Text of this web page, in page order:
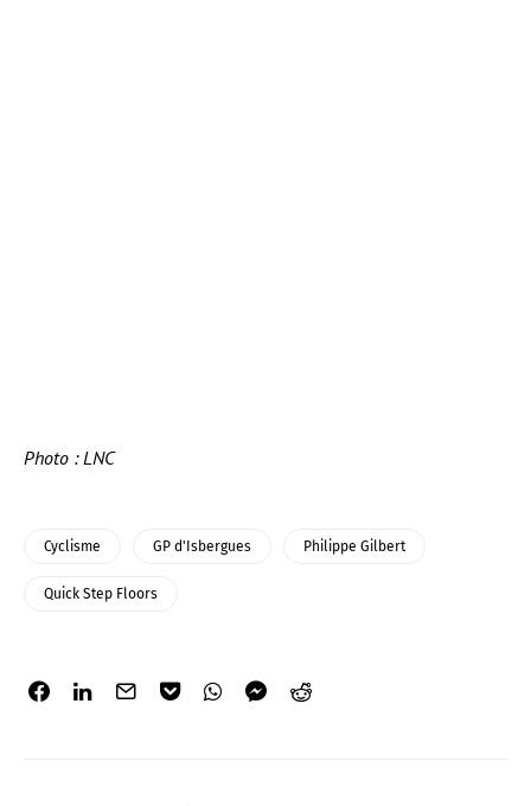
Photo : LNC
Cyclisme GP d'Isbergues Philippe Gilbert
Quick Step Floors